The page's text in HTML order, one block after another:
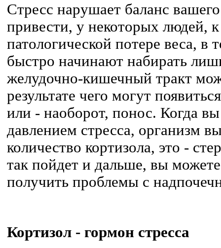
Стресс нарушает баланс
привести, у некоторых людей,
патологической потере веса, в
быстро начинают набирать
желудочно-кишечный тракт
результате чего могут
или - наоборот, понос. Когда
давлением стресса, организм
количество кортизола, это -
так пойдет и дальше, вы
получить проблемы с
Кортизол - гормон стресса